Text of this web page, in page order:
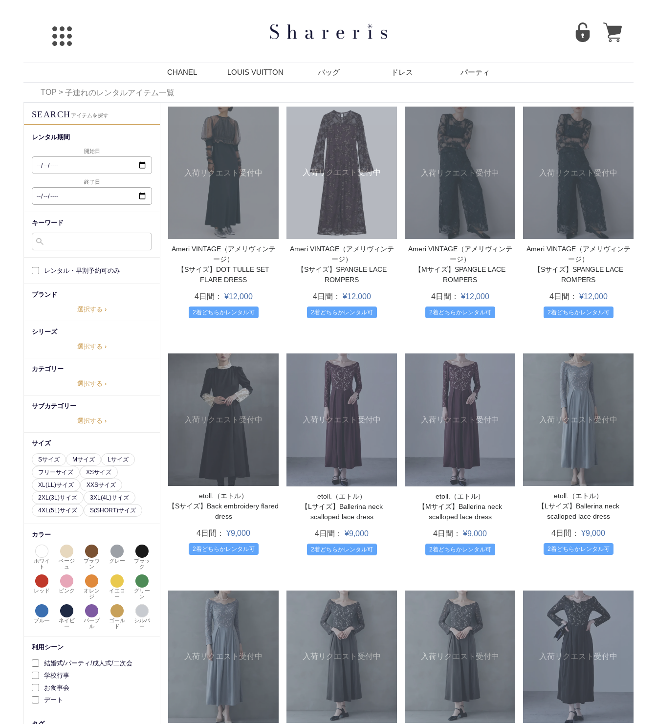
CHANEL LOUIS VUITTON バッグ ドレス パーティ
TOP > 子連れのレンタルアイテム一覧
SEARCH アイテムを探す
レンタル期間
開始日
終了日
キーワード
レンタル・早割予約可のみ
ブランド
選択する ›
シリーズ
選択する ›
カテゴリー
選択する ›
サブカテゴリー
選択する ›
サイズ
Sサイズ Mサイズ
Lサイズ
フリーサイズ
XSサイズ
XL(LL)サイズ
XXSサイズ
2XL(3L)サイズ
3XL(4L)サイズ
4XL(5L)サイズ
S(SHORT)サイズ
カラー
ホワイ
ト
ベージ
ュ
ブラウ
ン
グレー
ブラッ
ク
レッド ピンク
オレン
ジ
イエロ
ー
グリー
ン
ブルー
ネイビ
ー
パープ
ル
ゴール
ド
シルバ
ー
利用シーン
結婚式/パーティ/成人式/二次会
学校行事
お食事会
デート
入荷リクエスト受付中
Ameri VINTAGE（アメリヴィンテ
ージ）
【Sサイズ】DOT TULLE SET
FLARE DRESS
4日間： ¥12,000
2着どちらかレンタル可
入荷リクエスト受付中
Ameri VINTAGE（アメリヴィンテ
ージ）
【Sサイズ】SPANGLE LACE
ROMPERS
4日間： ¥12,000
2着どちらかレンタル可
入荷リクエスト受付中
Ameri VINTAGE（アメリヴィンテ
ージ）
【Mサイズ】SPANGLE LACE
ROMPERS
4日間： ¥12,000
2着どちらかレンタル可
入荷リクエスト受付中
Ameri VINTAGE（アメリヴィンテ
ージ）
【Sサイズ】SPANGLE LACE
ROMPERS
4日間： ¥12,000
2着どちらかレンタル可
入荷リクエスト受付中
etoll.（エトル）
【Sサイズ】Back embroidery flared
dress
4日間： ¥9,000
2着どちらかレンタル可
入荷リクエスト受付中
etoll.（エトル）
【Lサイズ】Ballerina neck
scalloped lace dress
4日間： ¥9,000
2着どちらかレンタル可
入荷リクエスト受付中
etoll.（エトル）
【Mサイズ】Ballerina neck
scalloped lace dress
4日間： ¥9,000
2着どちらかレンタル可
入荷リクエスト受付中
etoll.（エトル）
【Lサイズ】Ballerina neck
scalloped lace dress
4日間： ¥9,000
2着どちらかレンタル可
入荷リクエスト受付中 入荷リクエスト受付中 入荷リクエスト受付中 入荷リクエスト受付中